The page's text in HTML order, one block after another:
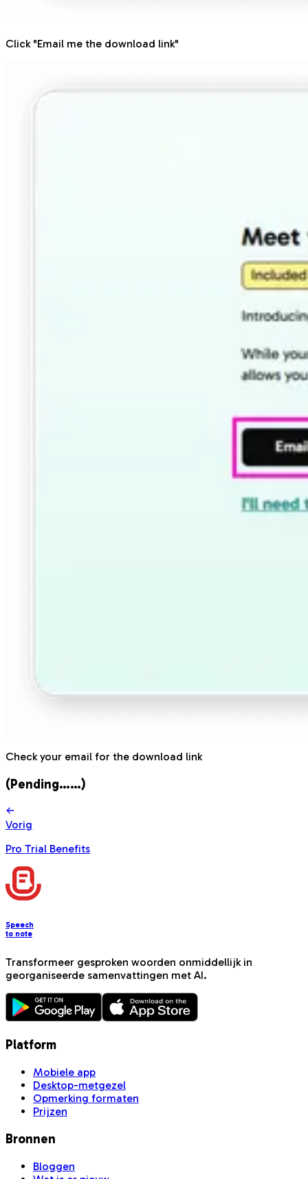
Click "Email me the download link"
Check your email for the download link
(Pending……)
Vorig
Pro Trial Benefits
Speech
to note
Transformeer gesproken woorden onmiddellijk in
georganiseerde samenvattingen met AI.
Platform
Mobiele app
Desktop-metgezel
Opmerking formaten
Prijzen
Bronnen
Bloggen